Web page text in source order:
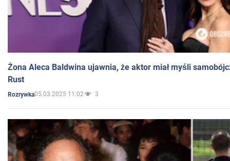
Żona Aleca Baldwina ujawnia, że aktor miał myśli
Rust
Rozrywka05.03.2025 11:02 3